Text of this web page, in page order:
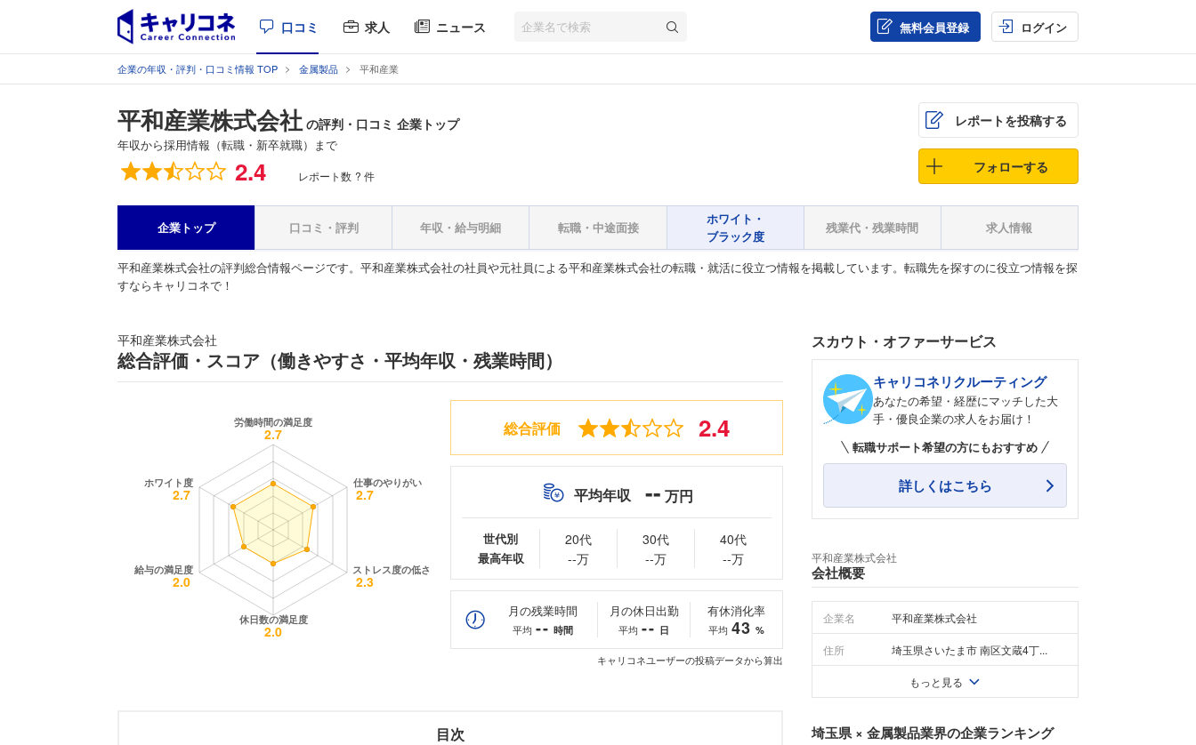
口コミ 求人 ニュース 無料会員登録 ログイン
企業の年収・評判・口コミ情報 TOP 金属製品 平和産業
平和産業株式会社 の評判・口コミ 企業トップ
年収から採用情報（転職・新卒就職）まで
総合評価 2.4 レポート数 ? 件
レポートを投稿する
フォローする
企業トップ 口コミ・評判 年収・給与明細 転職・中途面接
ホワイト・
ブラック度
残業代・残業時間 求人情報
平和産業株式会社の評判総合情報ページです。平和産業株式会社の社員や元社員による平和産業株式会社の転職・就活に役立つ情報を掲載しています。転職先を探すのに役立つ情報を探
すならキャリコネで！
平和産業株式会社
総合評価・スコア（働きやすさ・平均年収・残業時間）
総合評価 2.4
平均年収 -- 万円
世代別
最高年収
20代
--万
30代
--万
40代
--万
月の残業時間
平均 -- 時間
月の休日出勤
平均 -- 日
有休消化率
平均 43 %
キャリコネユーザーの投稿データから算出
目次
スカウト・オファーサービス
キャリコネリクルーティング
あなたの希望・経歴にマッチした大
手・優良企業の求人をお届け！
転職サポート希望の方にもおすすめ
詳しくはこちら
平和産業株式会社
会社概要
企業名 平和産業株式会社
住所 埼玉県さいたま市 南区文蔵4丁...
もっと見る
埼玉県× 金属製品業界の企業ランキング